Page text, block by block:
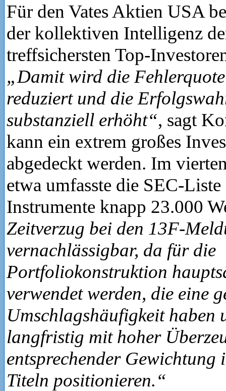
Für den Vates Aktien USA
der kollektiven Intelligenz
treffsichersten Top-
„Damit wird die
reduziert und die
substanziell erhöht“, sagt
kann ein extrem großes
abgedeckt werden. Im
etwa umfasste die SEC-
Instrumente knapp 23.000
Zeitverzug bei den 13F-
vernachlässigbar, da für die
Portfoliokonstruktion
verwendet werden, die eine
Umschlagshäufigkeit haben
langfristig mit hoher
entsprechender Gewichtung
Titeln positionieren.“